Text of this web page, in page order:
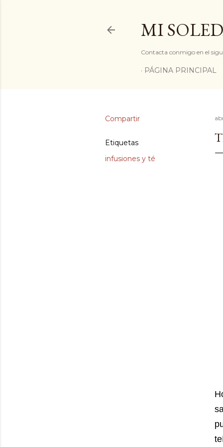
MI
Contacta conmigo en el
PÁGINA PRINCIPAL
Compartir
Etiquetas
infusiones y té